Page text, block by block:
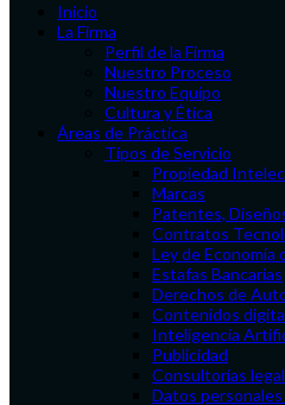
Inicio
La Firma
Perfil de la Firma
Nuestro Proceso
Nuestro Equipo
Cultura y Ética
Áreas de Práctica
Tipos de Servicio
Propiedad
Marcas
Patentes,
Contratos
Ley de Economía
Estafas Bancarias
Derechos de
Contenidos
Inteligencia
Publicidad
Consultorías
Datos personales